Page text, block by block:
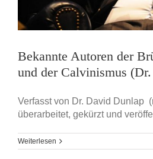
Bekannte Autoren der
und der Calvinismus
Verfasst von Dr. David Dunlap
überarbeitet, gekürzt und
Weiterlesen